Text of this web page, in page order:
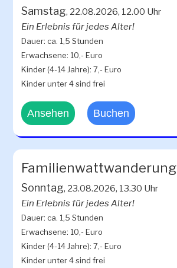
Samstag, 22.08.2026, 12.00 Uhr
Ein Erlebnis für jedes Alter!
Dauer: ca. 1,5 Stunden
Erwachsene: 10,- Euro
Kinder (4-14 Jahre): 7,- Euro
Kinder unter 4 sind frei
Ansehen Buchen
Familienwattwanderung
Sonntag, 23.08.2026, 13.30 Uhr
Ein Erlebnis für jedes Alter!
Dauer: ca. 1,5 Stunden
Erwachsene: 10,- Euro
Kinder (4-14 Jahre): 7,- Euro
Kinder unter 4 sind frei